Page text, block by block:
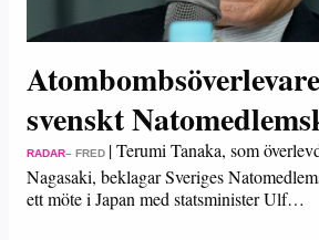
svenskt
RADAR– FRED |Terumi Tanaka, som
Nagasaki, beklagar Sveriges
ett möte i Japan med statsminister Ulf…